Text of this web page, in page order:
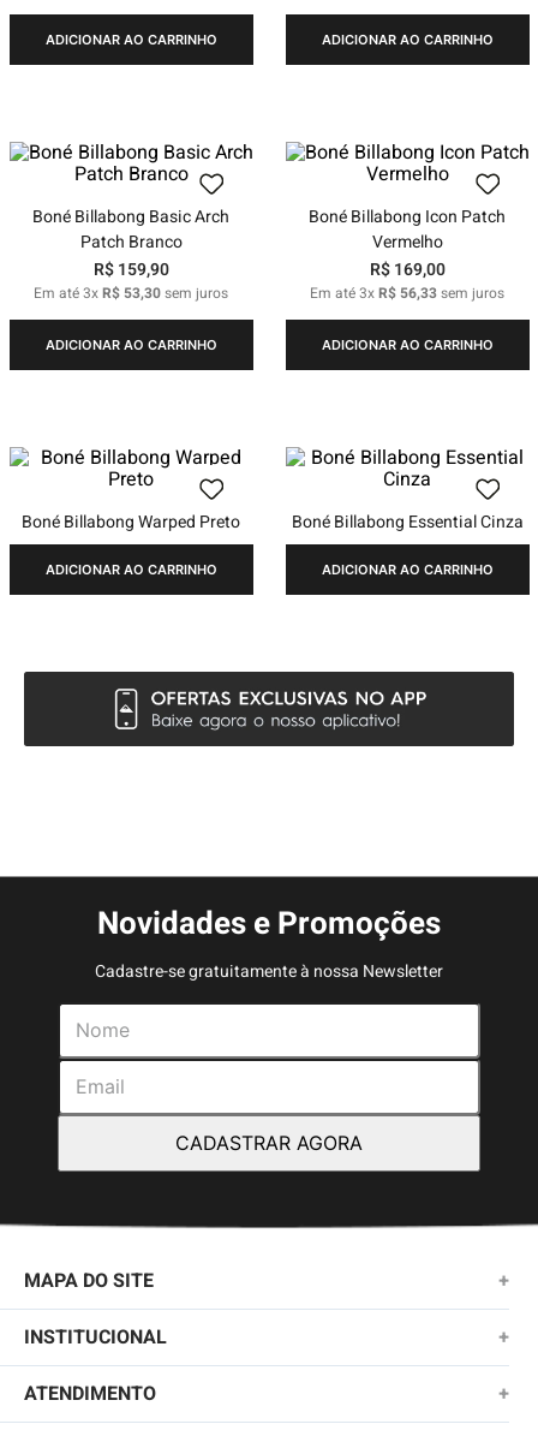
ADICIONAR AO CARRINHO ADICIONAR AO CARRINHO
Boné Billabong Basic Arch
Patch Branco
R$ 159,90
Em até3xR$ 53,30sem juros
ADICIONAR AO CARRINHO
Boné Billabong Icon Patch
Vermelho
R$ 169,00
Em até3xR$ 56,33sem juros
ADICIONAR AO CARRINHO
Boné Billabong Warped Preto
ADICIONAR AO CARRINHO
Boné Billabong Essential Cinza
ADICIONAR AO CARRINHO
Novidades e Promoções
Cadastre-se gratuitamente à nossa Newsletter
CADASTRAR AGORA
MAPA DO SITE +
NOVIDADES
MASCULINO
KIDS
INSTITUCIONAL +
SOBRE NÓS
ATENDIMENTO +